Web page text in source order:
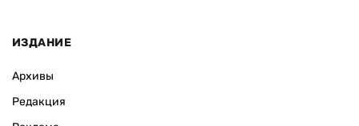
ИЗДАНИЕ
Архивы
Редакция